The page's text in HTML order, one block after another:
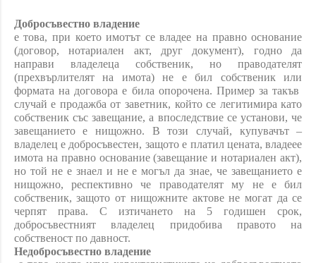
Добросъвестно владение
е това, при което имотът се владее на правно основание
(договор, нотариален акт, друг документ), годно да
направи владелеца собственик, но праводателят
(прехвърлителят на имота) не е бил собственик или
формата на договора е била опорочена. Пример за такъв
случай е продажба от заветник, който се легитимира като
собственик със завещание, а впоследствие се установи, че
завещанието е нищожно. В този случай, купувачът –
владелец е добросъвестен, защото е платил цената, владеее
имота на правно основание (завещание и нотариален акт),
но той не е знаел и не е могъл да знае, че завещанието е
нищожно, респективно че праводателят му не е бил
собственик, защото от нищожните актове не могат да се
черпят права. С изтичането на 5 годишен срок,
добросъвестният владелец придобива правото на
собственост по давност.
Недобросъвестно владение